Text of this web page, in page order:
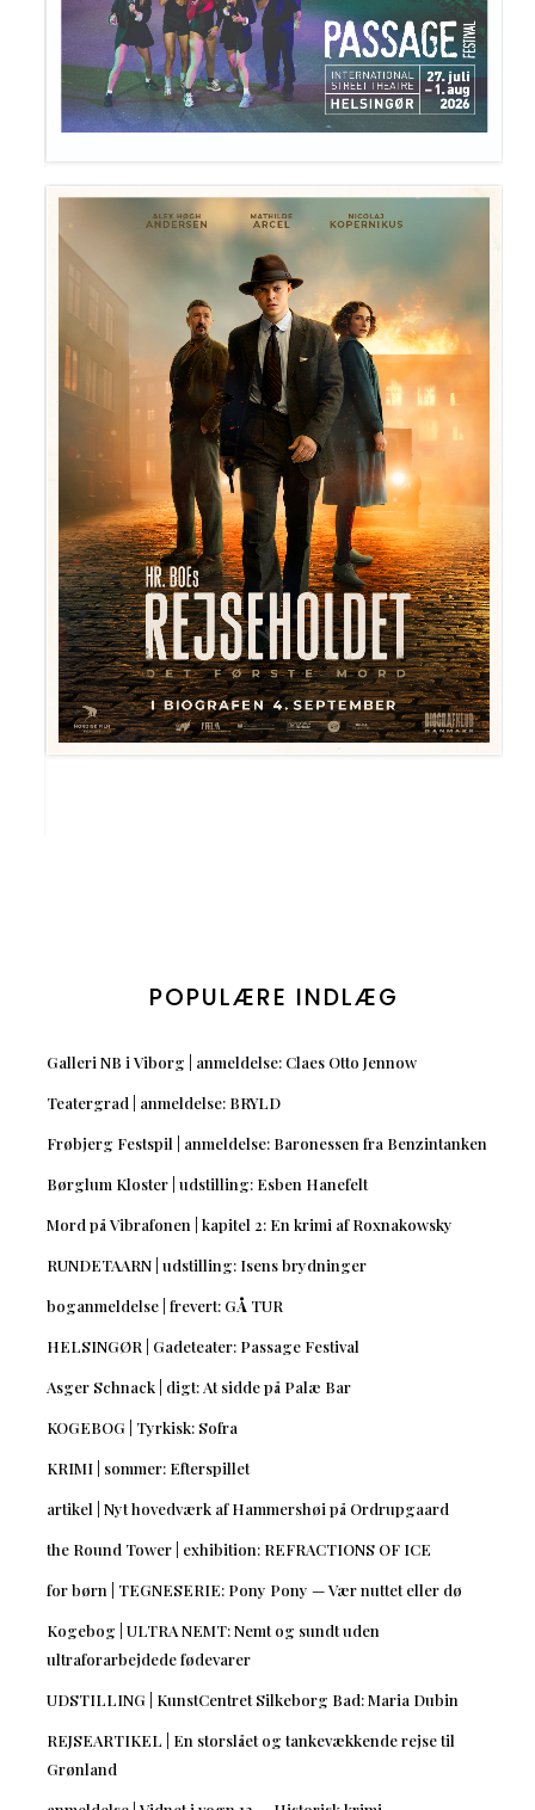
POPULÆRE INDLÆG
Galleri NB i Viborg | anmeldelse: Claes Otto Jennow
Teatergrad | anmeldelse: BRYLD
Frøbjerg Festspil | anmeldelse: Baronessen fra Benzintanken
Børglum Kloster | udstilling: Esben Hanefelt
Mord på Vibrafonen | kapitel 2: En krimi af Roxnakowsky
RUNDETAARN | udstilling: Isens brydninger
boganmeldelse | frevert: GÅ TUR
HELSINGØR | Gadeteater: Passage Festival
Asger Schnack | digt: At sidde på Palæ Bar
KOGEBOG | Tyrkisk: Sofra
KRIMI | sommer: Efterspillet
artikel | Nyt hovedværk af Hammershøi på Ordrupgaard
the Round Tower | exhibition: REFRACTIONS OF ICE
for børn | TEGNESERIE: Pony Pony — Vær nuttet eller dø
Kogebog | ULTRA NEMT: Nemt og sundt uden
ultraforarbejdede fødevarer
UDSTILLING | KunstCentret Silkeborg Bad: Maria Dubin
REJSEARTIKEL | En storslået og tankevækkende rejse til
Grønland